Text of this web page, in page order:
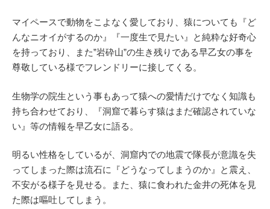
マイペースで動物をこよなく愛しており、猿についても『ど
んなニオイがするのか』『一度生で見たい』と純粋な好奇心
を持っており、また”岩砕山”の生き残りである早乙女の事を
尊敬している様でフレンドリーに接してくる。
生物学の院生という事もあって猿への愛情だけでなく知識も
持ち合わせており、『洞窟で暮らす猿はまだ確認されていな
い』等の情報を早乙女に語る。
明るい性格をしているが、洞窟内での地震で隊長が意識を失
ってしまった際は流石に『どうなってしまうのか』と震え、
不安がる様子を見せる。また、猿に食われた金井の死体を見
た際は嘔吐してしまう。